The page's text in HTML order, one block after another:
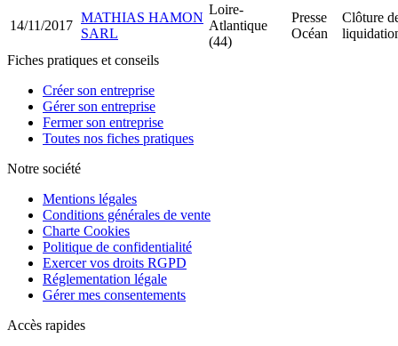
14/11/2017
MATHIAS HAMON
SARL
Loire-
Atlantique
(44)
Presse
Océan
Clôture
Fiches pratiques et conseils
Créer son entreprise
Gérer son entreprise
Fermer son entreprise
Toutes nos fiches pratiques
Notre société
Mentions légales
Conditions générales de vente
Charte Cookies
Politique de confidentialité
Exercer vos droits RGPD
Réglementation légale
Gérer mes consentements
Accès rapides